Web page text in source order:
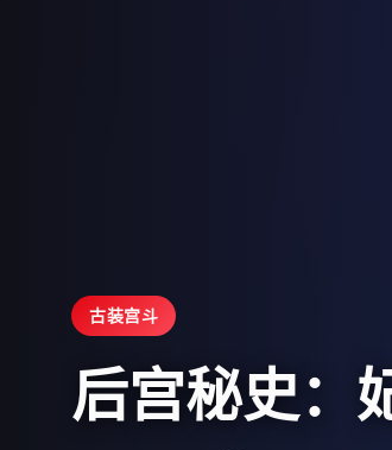
古装宫斗
后宫秘史：